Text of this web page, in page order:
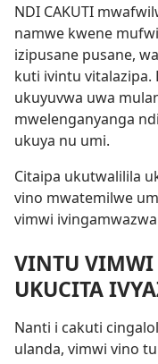
NDI CAKUTI
namwe kwene
izipusane pusane,
kuti ivintu vitalazipa.
ukuyuvwa uwa
mwelenganyanga
ukuya nu umi.
Citaipa ukutwalilila
vino mwatemilwe
vimwi
VINTU VIMWI
UKUCITA
Nanti i cakuti
ulanda, vimwi vino